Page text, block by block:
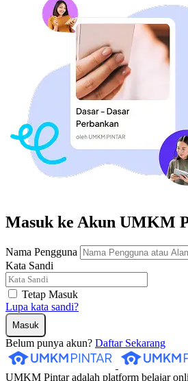
Masuk ke Akun UMKM
Nama Pengguna
Kata Sandi
Tetap Masuk
Lupa kata sandi?
Masuk
Belum punya akun? Daftar Sekarang
UMKM Pintar adalah platform belajar